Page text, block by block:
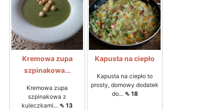
Kremowa zupa
szpinakowa...
Kremowa zupa
szpinakowa z
kuleczkami... ⇖ 13
Kapusta na ciepło
Kapusta na ciepło to
prosty, domowy dodatek
do... ⇖ 18